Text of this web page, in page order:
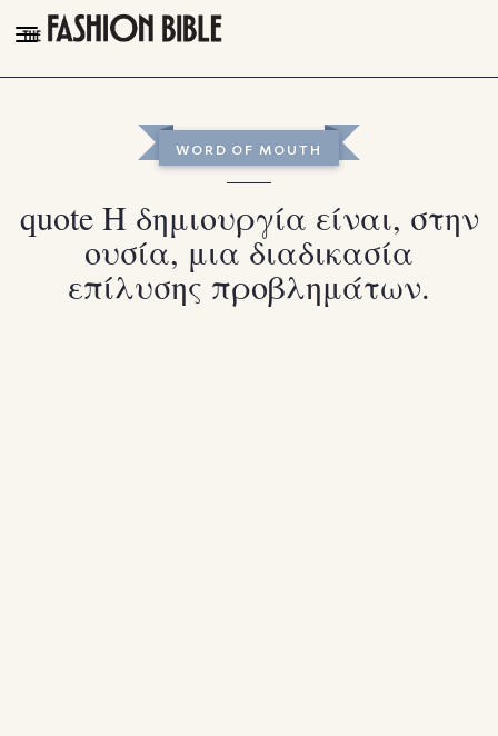
THE FASHION BIBLE
TALK OF THE TOWN
PLEASURES
VIDEOS
WORD OF MOUTH
quote Η δημιουργία είναι, στην
ουσία, μια διαδικασία
επίλυσης προβλημάτων.